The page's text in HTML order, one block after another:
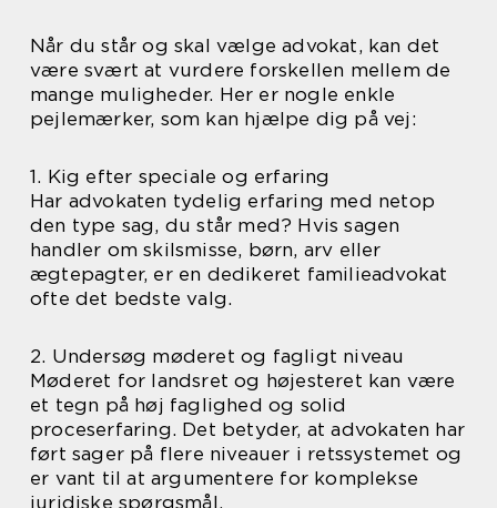
Når du står og skal vælge advokat, kan det
være svært at vurdere forskellen mellem de
mange muligheder. Her er nogle enkle
pejlemærker, som kan hjælpe dig på vej:
1. Kig efter speciale og erfaring
Har advokaten tydelig erfaring med netop
den type sag, du står med? Hvis sagen
handler om skilsmisse, børn, arv eller
ægtepagter, er en dedikeret familieadvokat
ofte det bedste valg.
2. Undersøg møderet og fagligt niveau
Møderet for landsret og højesteret kan være
et tegn på høj faglighed og solid
proceserfaring. Det betyder, at advokaten har
ført sager på flere niveauer i retssystemet og
er vant til at argumentere for komplekse
juridiske spørgsmål.